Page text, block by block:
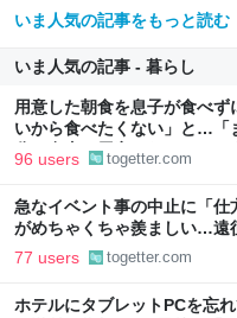
いま人気の記事をもっと読む
いま人気の記事 - 暮らし
用意した朝食を息子が食べ
いから食べたくない」と…「
分で食事を用意しなさい。お
96 users togetter.com
急なイベント事の中止に「仕
がめちゃくちゃ羨ましい…遠
とホテル代』の怒りがどうし
77 users togetter.com
ホテルにタブレットPCを忘